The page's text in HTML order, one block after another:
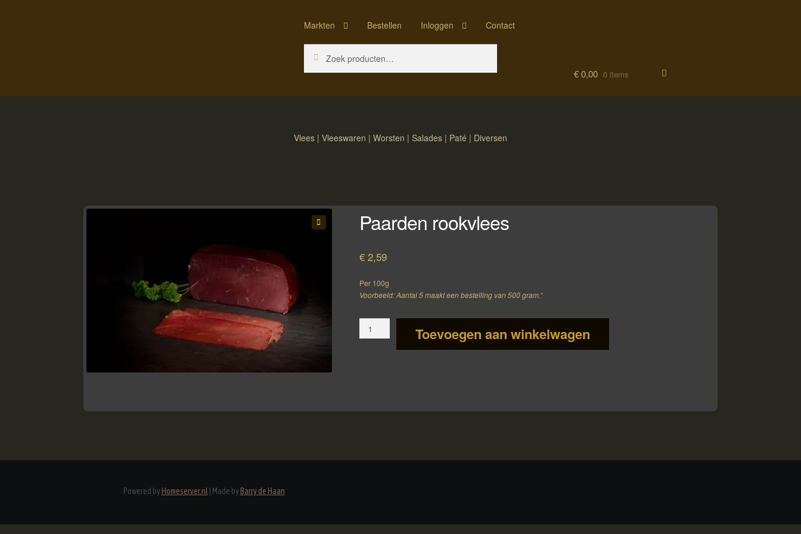
Markten Bestellen Inloggen Contact
€0,00 0 items
Vlees | Vleeswaren | Worsten | Salades | Paté | Diversen
Paarden rookvlees
€ 2,59
Per 100g
Voorbeeld: Aantal 5 maakt een bestelling van 500 gram.“
rookvlees
Toevoegen aan winkelwagen
Powered by Homeserver.nl Made by Barry de Haan